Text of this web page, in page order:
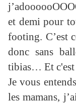
et demi pour
footing. C’est
donc sans
tibias… Et c'est
Je vous
les mamans,